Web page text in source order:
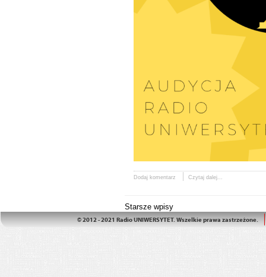
Dodaj komentarz Czytaj dalej...
Starsze wpisy
© 2012 - 2021 Radio UNIWERSYTET. Wszelkie prawa zastrzeżone.